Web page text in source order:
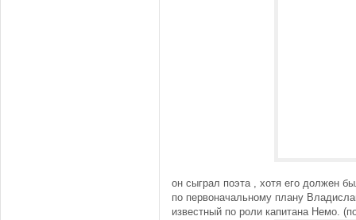
он сыграл поэта , хотя его должен
по первоначальному плану
известный по роли капитана Немо.